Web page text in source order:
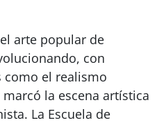
arte popular de
con
el realismo
la escena artística
La Escuela de